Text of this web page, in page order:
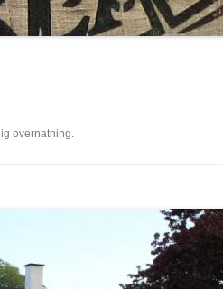
overnatning.